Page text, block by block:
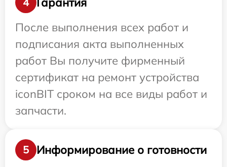
После выполнения всех работ и
подписания акта выполненных
работ Вы получите фирменный
сертификат на ремонт устройства
iconBIT сроком на все виды работ и
запчасти.
5
Информирование о готовности